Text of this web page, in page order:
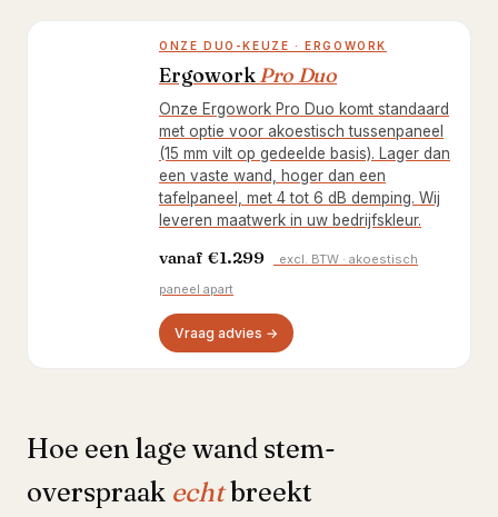
ONZE DUO-KEUZE · ERGOWORK
ErgoworkPro Duo
Onze Ergowork Pro Duo komt standaard
met optie voor akoestisch tussenpaneel
(15 mm vilt op gedeelde basis). Lager dan
een vaste wand, hoger dan een
tafelpaneel, met 4 tot 6 dB demping. Wij
leveren maatwerk in uw bedrijfskleur.
vanaf €1.299
excl. BTW · akoestisch
paneel apart
Vraag advies →
Hoe een lage wand stem-
overspraak echtbreekt